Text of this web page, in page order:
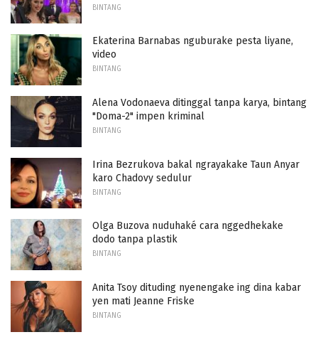
BINTANG
Ekaterina Barnabas nguburake pesta liyane,
video
BINTANG
Alena Vodonaeva ditinggal tanpa karya, bintang
"Doma-2" impen kriminal
BINTANG
Irina Bezrukova bakal ngrayakake Taun Anyar
karo Chadovy sedulur
BINTANG
Olga Buzova nuduhaké cara nggedhekake
dodo tanpa plastik
BINTANG
Anita Tsoy dituding nyenengake ing dina kabar
yen mati Jeanne Friske
BINTANG